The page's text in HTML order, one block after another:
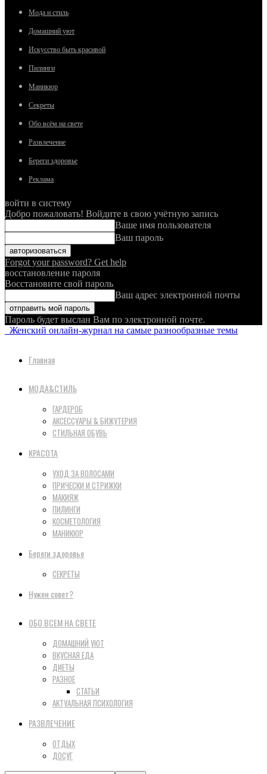
Мода и стиль
Домашний уют
Искусство быть красивой
Пилинги
Маникюр
Секреты
Обо всём на свете
Развлечение
Береги здоровье
Реклама
войти в систему
Добро пожаловать! Войдите в свою учётную запись
Ваше имя пользователя
Ваш пароль
Forgot your password? Get help
восстановление пароля
Восстановите свой пароль
Ваш адрес электронной почты
Пароль будет выслан Вам по электронной почте.
Женский онлайн-журнал на самые разнообразные темы
Главная
МОДА&СТИЛЬ
ГАРДЕРОБ
АКСЕССУАРЫ & БИЖУТЕРИЯ
СТИЛЬНАЯ ОБУВЬ
КРАСОТА
УХОД ЗА ВОЛОСАМИ
ПРИЧЕСКИ И СТРИЖКИ
МАКИЯЖ
ПИЛИНГИ
КОСМЕТОЛОГИЯ
МАНИКЮР
Береги здоровье
СЕКРЕТЫ
Нужен совет?
ОБО ВСЕМ НА СВЕТЕ
ДОМАШНИЙ УЮТ
ВКУСНАЯ ЕДА
ДИЕТЫ
РАЗНОЕ
СТАТЬИ
АКТУАЛЬНАЯ ПСИХОЛОГИЯ
РАЗВЛЕЧЕНИЕ
ОТДЫХ
ДОСУГ